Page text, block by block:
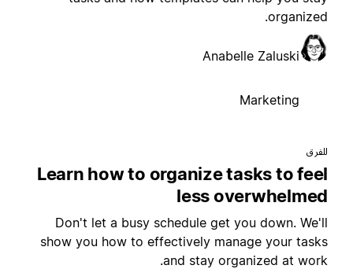
Anabelle Zaluski
Marketing
Learn how to organize tasks to
less
Don't let a busy schedule get you down.
show you how to effectively manage your
and stay organized at